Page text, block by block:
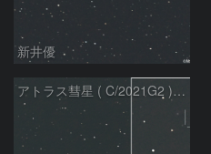
新井優
アトラス彗星 ( C/2021G2 )：2026/07/09